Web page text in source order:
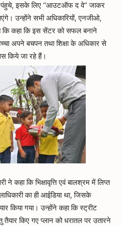
इसके लिए ‘‘आउटऑफ द वे’’ जाकर
उन्होंने सभी अधिकारियों, एनजीओ,
कि कहा कि इस सेंटर को सफल बनाने
अपने बचपन तथा शिक्षा के अधिकार से
किये जा रहे हैं।
कहा कि भिक्षावृत्ति एवं बालश्रम में लिप्त
का ही आईडिया था, जिसके
किया गया। उन्होंने कहा कि स्ट्रीट
किए गए प्लान को धरातल पर उतारने